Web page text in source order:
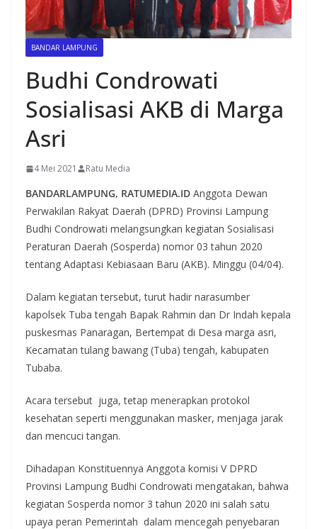
BANDAR LAMPUNG
Budhi Condrowati
Sosialisasi AKB di Marga
Asri
4 Mei 2021 Ratu Media
BANDARLAMPUNG, RATUMEDIA.ID Anggota Dewan
Perwakilan Rakyat Daerah (DPRD) Provinsi Lampung
Budhi Condrowati melangsungkan kegiatan Sosialisasi
Peraturan Daerah (Sosperda) nomor 03 tahun 2020
tentang Adaptasi Kebiasaan Baru (AKB). Minggu (04/04).
Dalam kegiatan tersebut, turut hadir narasumber
kapolsek Tuba tengah Bapak Rahmin dan Dr Indah kepala
puskesmas Panaragan, Bertempat di Desa marga asri,
Kecamatan tulang bawang (Tuba) tengah, kabupaten
Tubaba.
Acara tersebut juga, tetap menerapkan protokol
kesehatan seperti menggunakan masker, menjaga jarak
dan mencuci tangan.
Dihadapan Konstituennya Anggota komisi V DPRD
Provinsi Lampung Budhi Condrowati mengatakan, bahwa
kegiatan Sosperda nomor 3 tahun 2020 ini salah satu
upaya peran Pemerintah dalam mencegah penyebaran